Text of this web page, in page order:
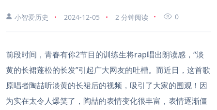
小智爱历史 2024-12-05 2 分钟阅读 0
前段时间，青春有你2节目的训练生将rap唱出朗读感，“淡
黄的长裙蓬松的长发”引起广大网友的吐槽。而近日，这首歌
原唱者陶喆听淡黄的长裙后的视频，吸引了大家的围观！因
为实在太令人爆笑了，陶喆的表情变化很丰富，表情逐渐僵